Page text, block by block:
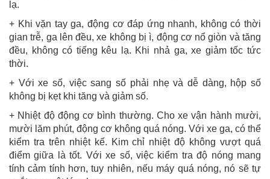
lạ.
+ Khi vặn tay ga, động cơ đáp ứng nhanh, không có thời
gian trễ, ga lên đều, xe không bị ì, động cơ nổ giòn và tăng
đều, không có tiếng kêu lạ. Khi nhả ga, xe giảm tốc tức
thời.
+ Với xe số, việc sang số phải nhẹ và dễ dàng, hộp số
không bị kẹt khi tăng và giảm số.
+ Nhiệt độ động cơ bình thường. Cho xe vận hành mười,
mười lăm phút, động cơ không quá nóng. Với xe ga, có thể
kiểm tra trên nhiệt kế. Kim chỉ nhiệt độ không vượt quá
điểm giữa là tốt. Với xe số, việc kiểm tra độ nóng mang
tính cảm tính hơn, tuy nhiên, nếu máy quá nóng, nó sẽ tự